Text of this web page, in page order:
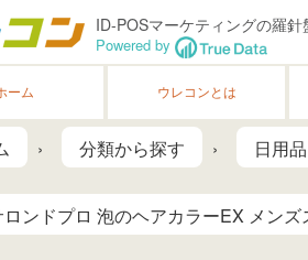
ID-POSマーケティングの羅針
Powered by
ーム ウレコンとは
分類から探す 日用品
ンドプロ 泡のヘアカラーEX メンズ